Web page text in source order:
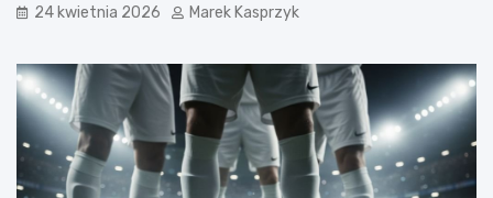
24 kwietnia 2026 Marek Kasprzyk